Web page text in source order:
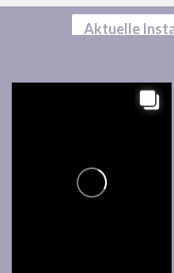
Aktuelle